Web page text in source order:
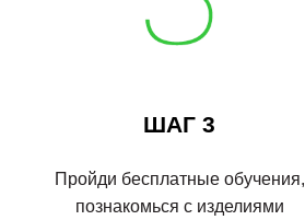
ШАГ 3
Пройди бесплатные обучения,
познакомься с изделиями